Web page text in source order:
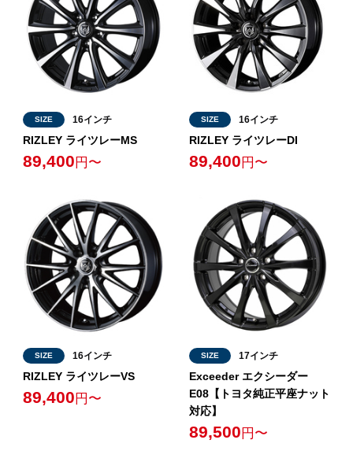
SIZE 16インチ
RIZLEY ライツレーMS
89,400 円〜
SIZE 16インチ
RIZLEY ライツレーDI
89,400 円〜
SIZE 16インチ
RIZLEY ライツレーVS
89,400 円〜
SIZE 17インチ
Exceeder エクシーダー
E08【トヨタ純正平座ナット
対応】
89,500 円〜